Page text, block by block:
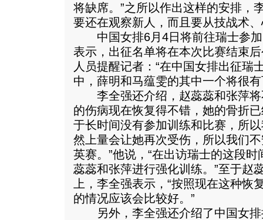
将缺席。”之所以作出这样的安排，
要还在观察新人，而且要从技战术
中国女排6月4日将前往瑞士参加
表示，出征名单将在本次比赛结束
人员提醒记者：“在中国女排出征瑞
中，薛明和马蕴雯的其中一个将很
李全强还介绍，赵蕊蕊和张萍将
的伤病现在恢复得不错，她的骨折
于长时间没有参加训练和比赛，所
然上量会让她再次受伤，所以我们
英赛。”他说，“在出访瑞士的这段
蕊蕊和张萍进行强化训练。”至于赵
上，李全强表示，“按照现在这种恢
的情况应该会比较好。”
另外，李全强还介绍了中国女排